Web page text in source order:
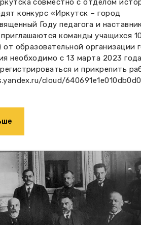
совместно с отделом
конкурс «Иркутск – город
Году педагога и
команды учащихся
от образовательной организации
необходимо с 13 марта 2023
и прикрепить
cloud/